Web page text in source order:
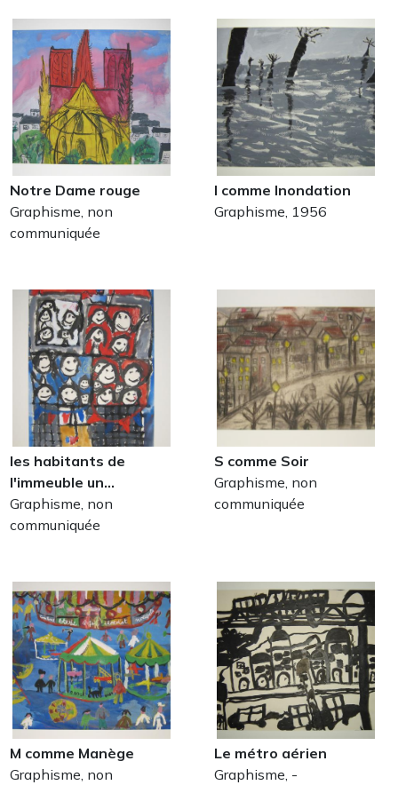
Notre Dame rouge
Graphisme, non
communiquée
I comme Inondation
Graphisme, 1956
les habitants de
l'immeuble un…
Graphisme, non
communiquée
S comme Soir
Graphisme, non
communiquée
M comme Manège
Graphisme, non
Le métro aérien
Graphisme, -